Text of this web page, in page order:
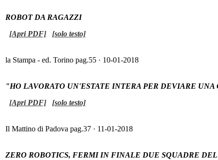
ROBOT DA RAGAZZI
[Apri PDF]
[solo testo]
la Stampa - ed. Torino pag.55 · 10-01-2018
"HO LAVORATO UN'ESTATE INTERA PER DEVIARE
[Apri PDF]
[solo testo]
Il Mattino di Padova pag.37 · 11-01-2018
ZERO ROBOTICS, FERMI IN FINALE DUE SQUADRE